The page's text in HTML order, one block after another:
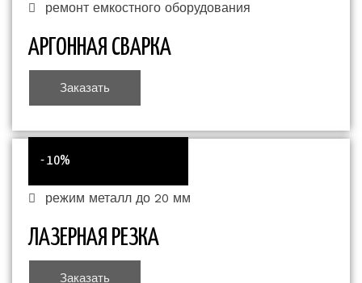
ремонт емкостного оборудования
АРГОННАЯ СВАРКА
Заказать
- 10%
режим металл до 20 мм
ЛАЗЕРНАЯ РЕЗКА
Заказать